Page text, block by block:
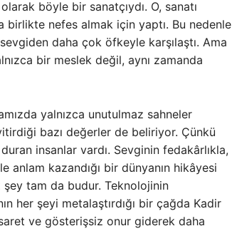
böyle bir sanatçıydı. O, sanatı
birlikte nefes almak için yaptı. Bu nedenle
daha çok öfkeyle karşılaştı. Ama
bir meslek değil, aynı zamanda
yalnızca unutulmaz sahneler
bazı değerler de beliriyor. Çünkü
insanlar vardı. Sevginin fedakârlıkla,
kazandığı bir dünyanın hikâyesi
tam da budur. Teknolojinin
her şeyi metalaştırdığı bir çağda Kadir
ve gösterişsiz onur giderek daha